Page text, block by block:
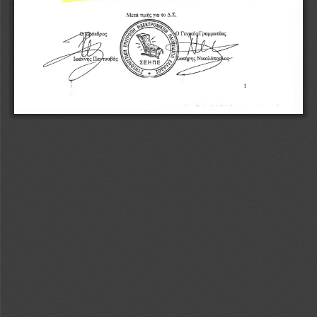
Μετά τιμής για το Δ.Σ.
1